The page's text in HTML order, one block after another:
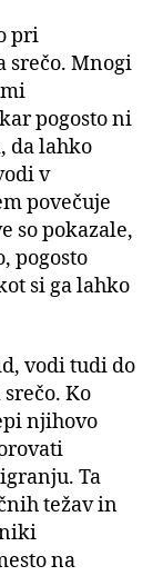
pri
srečo. Mnogi
pogosto ni
da lahko
v
povečuje
so pokazale,
pogosto
si ga lahko
vodi tudi do
Ko
njihovo
Ta
težav in
na